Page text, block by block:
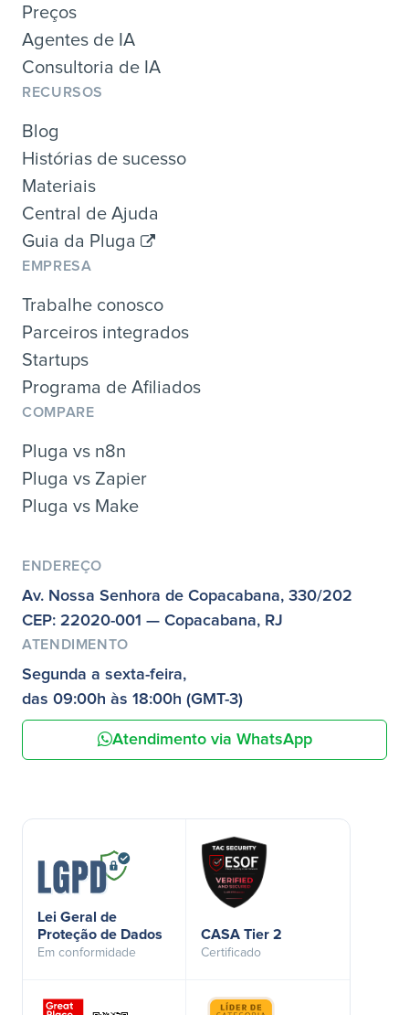
Preços
Agentes de IA
Consultoria de IA
RECURSOS
Blog
Histórias de sucesso
Materiais
Central de Ajuda
Guia da Pluga
EMPRESA
Trabalhe conosco
Parceiros integrados
Startups
Programa de Afiliados
COMPARE
Pluga vs n8n
Pluga vs Zapier
Pluga vs Make
ENDEREÇO
Av. Nossa Senhora de Copacabana, 330/202
CEP: 22020-001 — Copacabana, RJ
ATENDIMENTO
Segunda a sexta-feira,
das 09:00h às 18:00h (GMT-3)
Atendimento via WhatsApp
Lei Geral de
Proteção de Dados
Em conformidade
CASA Tier 2
Certificado